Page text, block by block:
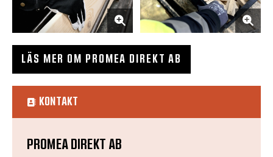
LÄS MER OM PROMEA DIREKT AB
KONTAKT
PROMEA DIREKT AB